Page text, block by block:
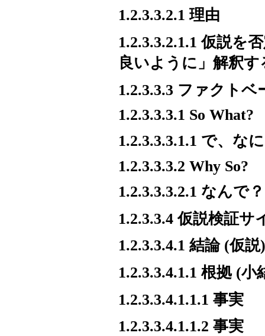
1.2.3.3.2.1 理由
1.2.3.3.2.1.1 仮説を
良いように」解釈す
1.2.3.3.3 ファクト
1.2.3.3.3.1 So What?
1.2.3.3.3.1.1 で、な
1.2.3.3.3.2 Why So?
1.2.3.3.3.2.1 なんで？
1.2.3.3.4 仮説検証サ
1.2.3.3.4.1 結論 (仮説)
1.2.3.3.4.1.1 根拠 (小
1.2.3.3.4.1.1.1 事実
1.2.3.3.4.1.1.2 事実